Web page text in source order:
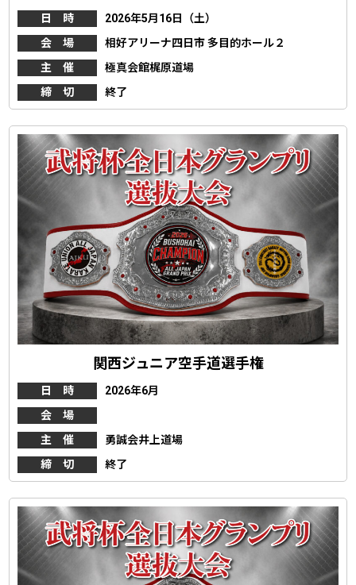
日 時
2026年5月16日（土）
会 場
相好アリーナ四日市 多目的ホール２
主 催
極真会館梶原道場
締 切
終了
関西ジュニア空手道選手権
日 時
2026年6月
会 場
主 催
勇誠会井上道場
締 切
終了